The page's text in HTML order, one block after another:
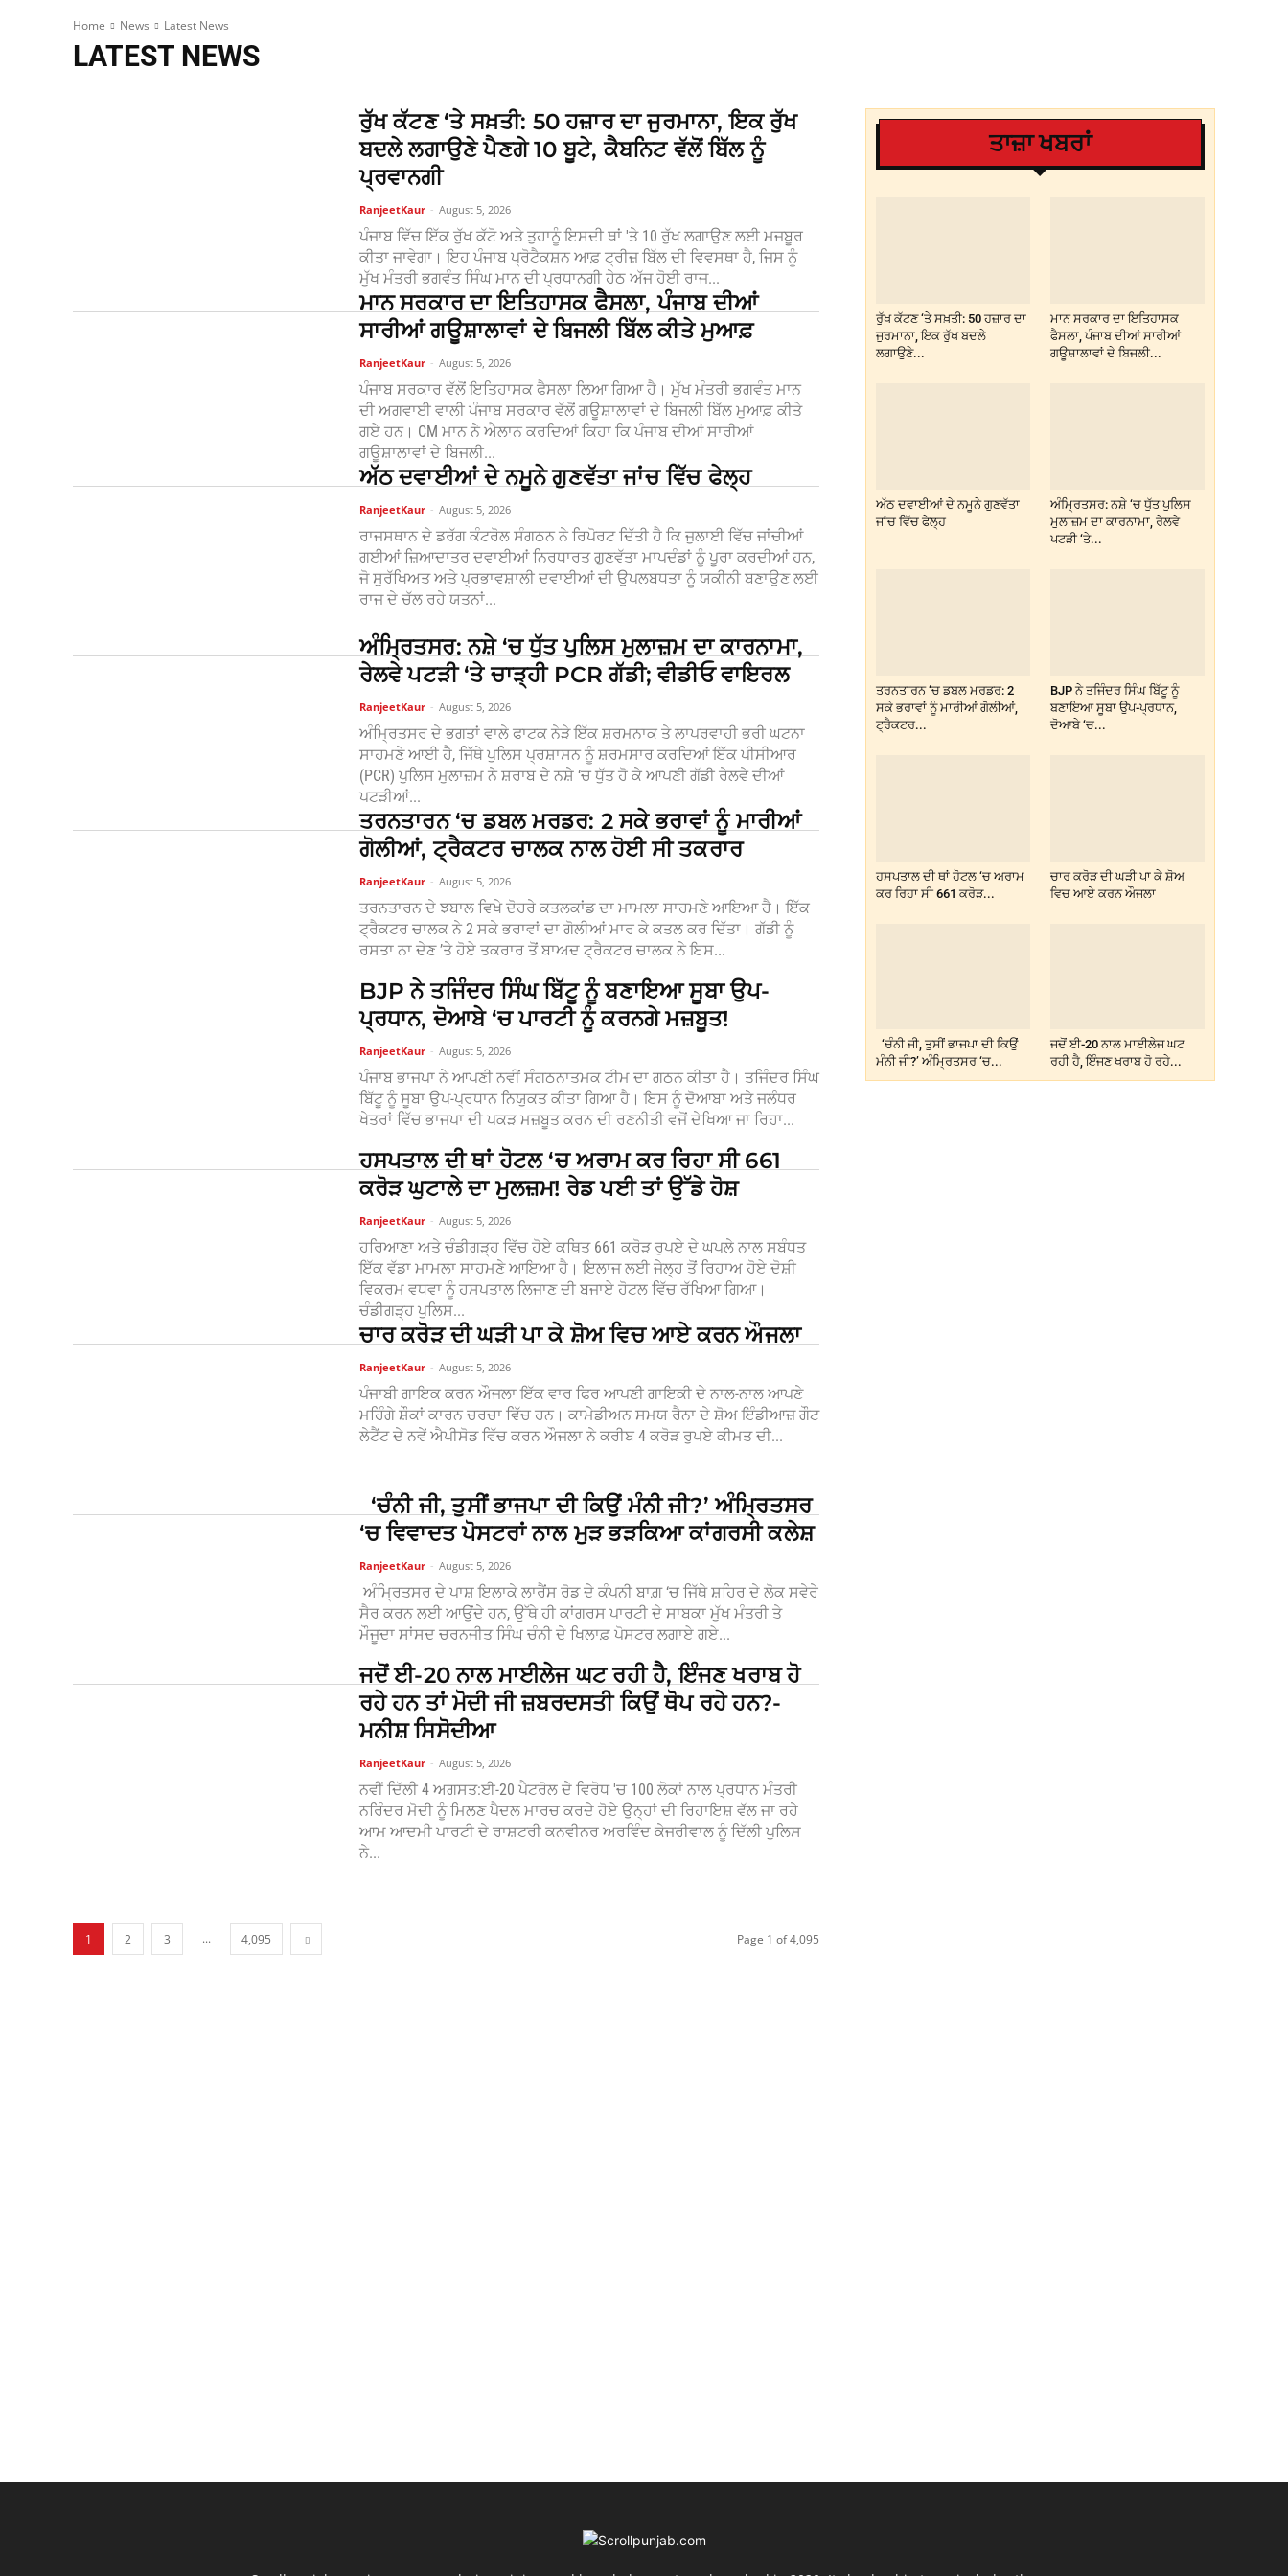
Home News Latest News
LATEST NEWS
ਰੁੱਖ ਕੱਟਣ ‘ਤੇ ਸਖ਼ਤੀ: 50 ਹਜ਼ਾਰ ਦਾ ਜੁਰਮਾਨਾ, ਇਕ ਰੁੱਖ
ਬਦਲੇ ਲਗਾਉਣੇ ਪੈਣਗੇ 10 ਬੂਟੇ, ਕੈਬਨਿਟ ਵੱਲੋਂ ਬਿੱਲ ਨੂੰ
ਪ੍ਰਵਾਨਗੀ
RanjeetKaur - August 5, 2026
ਪੰਜਾਬ ਵਿੱਚ ਇੱਕ ਰੁੱਖ ਕੱਟੋ ਅਤੇ ਤੁਹਾਨੂੰ ਇਸਦੀ ਥਾਂ 'ਤੇ 10 ਰੁੱਖ ਲਗਾਉਣ ਲਈ ਮਜਬੂਰ
ਕੀਤਾ ਜਾਵੇਗਾ। ਇਹ ਪੰਜਾਬ ਪ੍ਰੋਟੈਕਸ਼ਨ ਆਫ਼ ਟ੍ਰੀਜ਼ ਬਿੱਲ ਦੀ ਵਿਵਸਥਾ ਹੈ, ਜਿਸ ਨੂੰ
ਮੁੱਖ ਮੰਤਰੀ ਭਗਵੰਤ ਸਿੰਘ ਮਾਨ ਦੀ ਪ੍ਰਧਾਨਗੀ ਹੇਠ ਅੱਜ ਹੋਈ ਰਾਜ...
ਮਾਨ ਸਰਕਾਰ ਦਾ ਇਤਿਹਾਸਕ ਫੈਸਲਾ, ਪੰਜਾਬ ਦੀਆਂ
ਸਾਰੀਆਂ ਗਊਸ਼ਾਲਾਵਾਂ ਦੇ ਬਿਜਲੀ ਬਿੱਲ ਕੀਤੇ ਮੁਆਫ਼
RanjeetKaur - August 5, 2026
ਪੰਜਾਬ ਸਰਕਾਰ ਵੱਲੋਂ ਇਤਿਹਾਸਕ ਫੈਸਲਾ ਲਿਆ ਗਿਆ ਹੈ। ਮੁੱਖ ਮੰਤਰੀ ਭਗਵੰਤ ਮਾਨ
ਦੀ ਅਗਵਾਈ ਵਾਲੀ ਪੰਜਾਬ ਸਰਕਾਰ ਵੱਲੋਂ ਗਊਸ਼ਾਲਾਵਾਂ ਦੇ ਬਿਜਲੀ ਬਿੱਲ ਮੁਆਫ਼ ਕੀਤੇ
ਗਏ ਹਨ। CM ਮਾਨ ਨੇ ਐਲਾਨ ਕਰਦਿਆਂ ਕਿਹਾ ਕਿ ਪੰਜਾਬ ਦੀਆਂ ਸਾਰੀਆਂ
ਗਊਸ਼ਾਲਾਵਾਂ ਦੇ ਬਿਜਲੀ...
ਅੱਠ ਦਵਾਈਆਂ ਦੇ ਨਮੂਨੇ ਗੁਣਵੱਤਾ ਜਾਂਚ ਵਿੱਚ ਫੇਲ੍ਹ
RanjeetKaur - August 5, 2026
ਰਾਜਸਥਾਨ ਦੇ ਡਰੱਗ ਕੰਟਰੋਲ ਸੰਗਠਨ ਨੇ ਰਿਪੋਰਟ ਦਿੱਤੀ ਹੈ ਕਿ ਜੁਲਾਈ ਵਿੱਚ ਜਾਂਚੀਆਂ
ਗਈਆਂ ਜ਼ਿਆਦਾਤਰ ਦਵਾਈਆਂ ਨਿਰਧਾਰਤ ਗੁਣਵੱਤਾ ਮਾਪਦੰਡਾਂ ਨੂੰ ਪੂਰਾ ਕਰਦੀਆਂ ਹਨ,
ਜੋ ਸੁਰੱਖਿਅਤ ਅਤੇ ਪ੍ਰਭਾਵਸ਼ਾਲੀ ਦਵਾਈਆਂ ਦੀ ਉਪਲਬਧਤਾ ਨੂੰ ਯਕੀਨੀ ਬਣਾਉਣ ਲਈ
ਰਾਜ ਦੇ ਚੱਲ ਰਹੇ ਯਤਨਾਂ...
ਅੰਮ੍ਰਿਤਸਰ: ਨਸ਼ੇ ‘ਚ ਧੁੱਤ ਪੁਲਿਸ ਮੁਲਾਜ਼ਮ ਦਾ ਕਾਰਨਾਮਾ,
ਰੇਲਵੇ ਪਟੜੀ ‘ਤੇ ਚਾੜ੍ਹੀ PCR ਗੱਡੀ; ਵੀਡੀਓ ਵਾਇਰਲ
RanjeetKaur - August 5, 2026
ਅੰਮ੍ਰਿਤਸਰ ਦੇ ਭਗਤਾਂ ਵਾਲੇ ਫਾਟਕ ਨੇੜੇ ਇੱਕ ਸ਼ਰਮਨਾਕ ਤੇ ਲਾਪਰਵਾਹੀ ਭਰੀ ਘਟਨਾ
ਸਾਹਮਣੇ ਆਈ ਹੈ, ਜਿੱਥੇ ਪੁਲਿਸ ਪ੍ਰਸ਼ਾਸਨ ਨੂੰ ਸ਼ਰਮਸਾਰ ਕਰਦਿਆਂ ਇੱਕ ਪੀਸੀਆਰ
(PCR) ਪੁਲਿਸ ਮੁਲਾਜ਼ਮ ਨੇ ਸ਼ਰਾਬ ਦੇ ਨਸ਼ੇ ‘ਚ ਧੁੱਤ ਹੋ ਕੇ ਆਪਣੀ ਗੱਡੀ ਰੇਲਵੇ ਦੀਆਂ
ਪਟੜੀਆਂ...
ਤਰਨਤਾਰਨ ‘ਚ ਡਬਲ ਮਰਡਰ: 2 ਸਕੇ ਭਰਾਵਾਂ ਨੂੰ ਮਾਰੀਆਂ
ਗੋਲੀਆਂ, ਟ੍ਰੈਕਟਰ ਚਾਲਕ ਨਾਲ ਹੋਈ ਸੀ ਤਕਰਾਰ
RanjeetKaur - August 5, 2026
ਤਰਨਤਾਰਨ ਦੇ ਝਬਾਲ ਵਿਖੇ ਦੋਹਰੇ ਕਤਲਕਾਂਡ ਦਾ ਮਾਮਲਾ ਸਾਹਮਣੇ ਆਇਆ ਹੈ। ਇੱਕ
ਟ੍ਰੈਕਟਰ ਚਾਲਕ ਨੇ 2 ਸਕੇ ਭਰਾਵਾਂ ਦਾ ਗੋਲੀਆਂ ਮਾਰ ਕੇ ਕਤਲ ਕਰ ਦਿੱਤਾ। ਗੱਡੀ ਨੂੰ
ਰਸਤਾ ਨਾ ਦੇਣ ’ਤੇ ਹੋਏ ਤਕਰਾਰ ਤੋਂ ਬਾਅਦ ਟ੍ਰੈਕਟਰ ਚਾਲਕ ਨੇ ਇਸ...
BJP ਨੇ ਤਜਿੰਦਰ ਸਿੰਘ ਬਿੱਟੂ ਨੂੰ ਬਣਾਇਆ ਸੂਬਾ ਉਪ-
ਪ੍ਰਧਾਨ, ਦੋਆਬੇ ‘ਚ ਪਾਰਟੀ ਨੂੰ ਕਰਨਗੇ ਮਜ਼ਬੂਤ!
RanjeetKaur - August 5, 2026
ਪੰਜਾਬ ਭਾਜਪਾ ਨੇ ਆਪਣੀ ਨਵੀਂ ਸੰਗਠਨਾਤਮਕ ਟੀਮ ਦਾ ਗਠਨ ਕੀਤਾ ਹੈ। ਤਜਿੰਦਰ ਸਿੰਘ
ਬਿੱਟੂ ਨੂੰ ਸੂਬਾ ਉਪ-ਪ੍ਰਧਾਨ ਨਿਯੁਕਤ ਕੀਤਾ ਗਿਆ ਹੈ। ਇਸ ਨੂੰ ਦੋਆਬਾ ਅਤੇ ਜਲੰਧਰ
ਖੇਤਰਾਂ ਵਿੱਚ ਭਾਜਪਾ ਦੀ ਪਕੜ ਮਜ਼ਬੂਤ ​​ਕਰਨ ਦੀ ਰਣਨੀਤੀ ਵਜੋਂ ਦੇਖਿਆ ਜਾ ਰਿਹਾ...
ਹਸਪਤਾਲ ਦੀ ਥਾਂ ਹੋਟਲ ‘ਚ ਅਰਾਮ ਕਰ ਰਿਹਾ ਸੀ 661
ਕਰੋੜ ਘੁਟਾਲੇ ਦਾ ਮੁਲਜ਼ਮ! ਰੇਡ ਪਈ ਤਾਂ ਉੱਡੇ ਹੋਸ਼
RanjeetKaur - August 5, 2026
ਹਰਿਆਣਾ ਅਤੇ ਚੰਡੀਗੜ੍ਹ ਵਿੱਚ ਹੋਏ ਕਥਿਤ 661 ਕਰੋੜ ਰੁਪਏ ਦੇ ਘਪਲੇ ਨਾਲ ਸਬੰਧਤ
ਇੱਕ ਵੱਡਾ ਮਾਮਲਾ ਸਾਹਮਣੇ ਆਇਆ ਹੈ। ਇਲਾਜ ਲਈ ਜੇਲ੍ਹ ਤੋਂ ਰਿਹਾਅ ਹੋਏ ਦੋਸ਼ੀ
ਵਿਕਰਮ ਵਧਵਾ ਨੂੰ ਹਸਪਤਾਲ ਲਿਜਾਣ ਦੀ ਬਜਾਏ ਹੋਟਲ ਵਿੱਚ ਰੱਖਿਆ ਗਿਆ।
ਚੰਡੀਗੜ੍ਹ ਪੁਲਿਸ...
ਚਾਰ ਕਰੋੜ ਦੀ ਘੜੀ ਪਾ ਕੇ ਸ਼ੋਅ ਵਿਚ ਆਏ ਕਰਨ ਔਜਲਾ
RanjeetKaur - August 5, 2026
ਪੰਜਾਬੀ ਗਾਇਕ ਕਰਨ ਔਜਲਾ ਇੱਕ ਵਾਰ ਫਿਰ ਆਪਣੀ ਗਾਇਕੀ ਦੇ ਨਾਲ-ਨਾਲ ਆਪਣੇ
ਮਹਿੰਗੇ ਸ਼ੌਕਾਂ ਕਾਰਨ ਚਰਚਾ ਵਿੱਚ ਹਨ। ਕਾਮੇਡੀਅਨ ਸਮਯ ਰੈਨਾ ਦੇ ਸ਼ੋਅ ਇੰਡੀਆਜ਼ ਗੌਟ
ਲੇਟੈਂਟ ਦੇ ਨਵੇਂ ਐਪੀਸੋਡ ਵਿੱਚ ਕਰਨ ਔਜਲਾ ਨੇ ਕਰੀਬ 4 ਕਰੋੜ ਰੁਪਏ ਕੀਮਤ ਦੀ...
‘ਚੰਨੀ ਜੀ, ਤੁਸੀਂ ਭਾਜਪਾ ਦੀ ਕਿਉਂ ਮੰਨੀ ਜੀ?’ ਅੰਮ੍ਰਿਤਸਰ
‘ਚ ਵਿਵਾਦਤ ਪੋਸਟਰਾਂ ਨਾਲ ਮੁੜ ਭੜਕਿਆ ਕਾਂਗਰਸੀ ਕਲੇਸ਼
RanjeetKaur - August 5, 2026
ਅੰਮ੍ਰਿਤਸਰ ਦੇ ਪਾਸ਼ ਇਲਾਕੇ ਲਾਰੈਂਸ ਰੋਡ ਦੇ ਕੰਪਨੀ ਬਾਗ਼ ‘ਚ ਜਿੱਥੇ ਸ਼ਹਿਰ ਦੇ ਲੋਕ ਸਵੇਰੇ
ਸੈਰ ਕਰਨ ਲਈ ਆਉਂਦੇ ਹਨ, ਉੱਥੇ ਹੀ ਕਾਂਗਰਸ ਪਾਰਟੀ ਦੇ ਸਾਬਕਾ ਮੁੱਖ ਮੰਤਰੀ ਤੇ
ਮੌਜੂਦਾ ਸਾਂਸਦ ਚਰਨਜੀਤ ਸਿੰਘ ਚੰਨੀ ਦੇ ਖਿਲਾਫ਼ ਪੋਸਟਰ ਲਗਾਏ ਗਏ...
ਜਦੋਂ ਈ-20 ਨਾਲ ਮਾਈਲੇਜ ਘਟ ਰਹੀ ਹੈ, ਇੰਜਣ ਖਰਾਬ ਹੋ
ਰਹੇ ਹਨ ਤਾਂ ਮੋਦੀ ਜੀ ਜ਼ਬਰਦਸਤੀ ਕਿਉਂ ਥੋਪ ਰਹੇ ਹਨ?-
ਮਨੀਸ਼ ਸਿਸੋਦੀਆ
RanjeetKaur - August 5, 2026
ਨਵੀਂ ਦਿੱਲੀ 4 ਅਗਸਤ:ਈ-20 ਪੈਟਰੋਲ ਦੇ ਵਿਰੋਧ 'ਚ 100 ਲੋਕਾਂ ਨਾਲ ਪ੍ਰਧਾਨ ਮੰਤਰੀ
ਨਰਿੰਦਰ ਮੋਦੀ ਨੂੰ ਮਿਲਣ ਪੈਦਲ ਮਾਰਚ ਕਰਦੇ ਹੋਏ ਉਨ੍ਹਾਂ ਦੀ ਰਿਹਾਇਸ਼ ਵੱਲ ਜਾ ਰਹੇ
ਆਮ ਆਦਮੀ ਪਾਰਟੀ ਦੇ ਰਾਸ਼ਟਰੀ ਕਨਵੀਨਰ ਅਰਵਿੰਦ ਕੇਜਰੀਵਾਲ ਨੂੰ ਦਿੱਲੀ ਪੁਲਿਸ
ਨੇ...
1 2 3 ... 4,095 Page 1 of 4,095
ਤਾਜ਼ਾ ਖਬਰਾਂ
ਰੁੱਖ ਕੱਟਣ ‘ਤੇ ਸਖ਼ਤੀ: 50 ਹਜ਼ਾਰ ਦਾ
ਜੁਰਮਾਨਾ, ਇਕ ਰੁੱਖ ਬਦਲੇ
ਲਗਾਉਣੇ...
ਮਾਨ ਸਰਕਾਰ ਦਾ ਇਤਿਹਾਸਕ
ਫੈਸਲਾ, ਪੰਜਾਬ ਦੀਆਂ ਸਾਰੀਆਂ
ਗਊਸ਼ਾਲਾਵਾਂ ਦੇ ਬਿਜਲੀ...
ਅੱਠ ਦਵਾਈਆਂ ਦੇ ਨਮੂਨੇ ਗੁਣਵੱਤਾ
ਜਾਂਚ ਵਿੱਚ ਫੇਲ੍ਹ
ਅੰਮ੍ਰਿਤਸਰ: ਨਸ਼ੇ ‘ਚ ਧੁੱਤ ਪੁਲਿਸ
ਮੁਲਾਜ਼ਮ ਦਾ ਕਾਰਨਾਮਾ, ਰੇਲਵੇ
ਪਟੜੀ ‘ਤੇ...
ਤਰਨਤਾਰਨ ‘ਚ ਡਬਲ ਮਰਡਰ: 2
ਸਕੇ ਭਰਾਵਾਂ ਨੂੰ ਮਾਰੀਆਂ ਗੋਲੀਆਂ,
ਟ੍ਰੈਕਟਰ...
BJP ਨੇ ਤਜਿੰਦਰ ਸਿੰਘ ਬਿੱਟੂ ਨੂੰ
ਬਣਾਇਆ ਸੂਬਾ ਉਪ-ਪ੍ਰਧਾਨ,
ਦੋਆਬੇ ‘ਚ...
ਹਸਪਤਾਲ ਦੀ ਥਾਂ ਹੋਟਲ ‘ਚ ਅਰਾਮ
ਕਰ ਰਿਹਾ ਸੀ 661 ਕਰੋੜ...
ਚਾਰ ਕਰੋੜ ਦੀ ਘੜੀ ਪਾ ਕੇ ਸ਼ੋਅ
ਵਿਚ ਆਏ ਕਰਨ ਔਜਲਾ
‘ਚੰਨੀ ਜੀ, ਤੁਸੀਂ ਭਾਜਪਾ ਦੀ ਕਿਉਂ
ਮੰਨੀ ਜੀ?’ ਅੰਮ੍ਰਿਤਸਰ ‘ਚ...
ਜਦੋਂ ਈ-20 ਨਾਲ ਮਾਈਲੇਜ ਘਟ
ਰਹੀ ਹੈ, ਇੰਜਣ ਖਰਾਬ ਹੋ ਰਹੇ...